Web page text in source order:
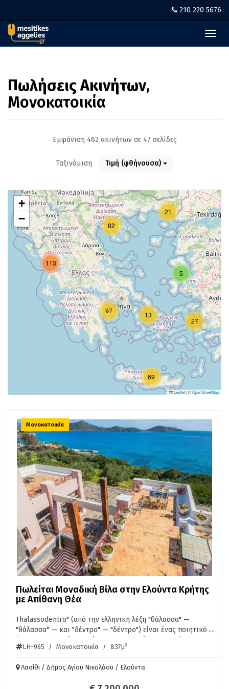
210 220 5676
Πωλήσεις Ακινήτων,
Μονοκατοικία
Εμφάνιση 462 ακινήτων σε 47 σελίδες
Ταξινόμιση Τιμή (φθήνουσα)
5
113
21
82
27
13
97
69
+
−
Leaflet|©OpenStreetMap
Μονοκατοικία
Πωλείται Μοναδική Βίλα στην Ελούντα Κρήτης
με Απίθανη Θέα
Thalassodentro" (από την ελληνική λέξη "θάλασσα" —
"θάλασσα" — και "δέντρο" — "δέντρο") είναι ένας ποιητικός
αγκαλιά του Αιγαίου χορεύει με την αρχαία, ριζωμένη
της Ελούντας, αυτή η βίλα είναι ένα θαύμα εμπνευσμένο
...
LH-965 / Μονοκατοικία / 837μ2
Λασίθι / Δήμος Αγίου Νικολάου / Ελούντα